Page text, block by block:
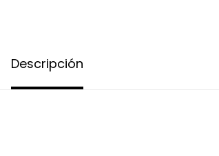
Descripción